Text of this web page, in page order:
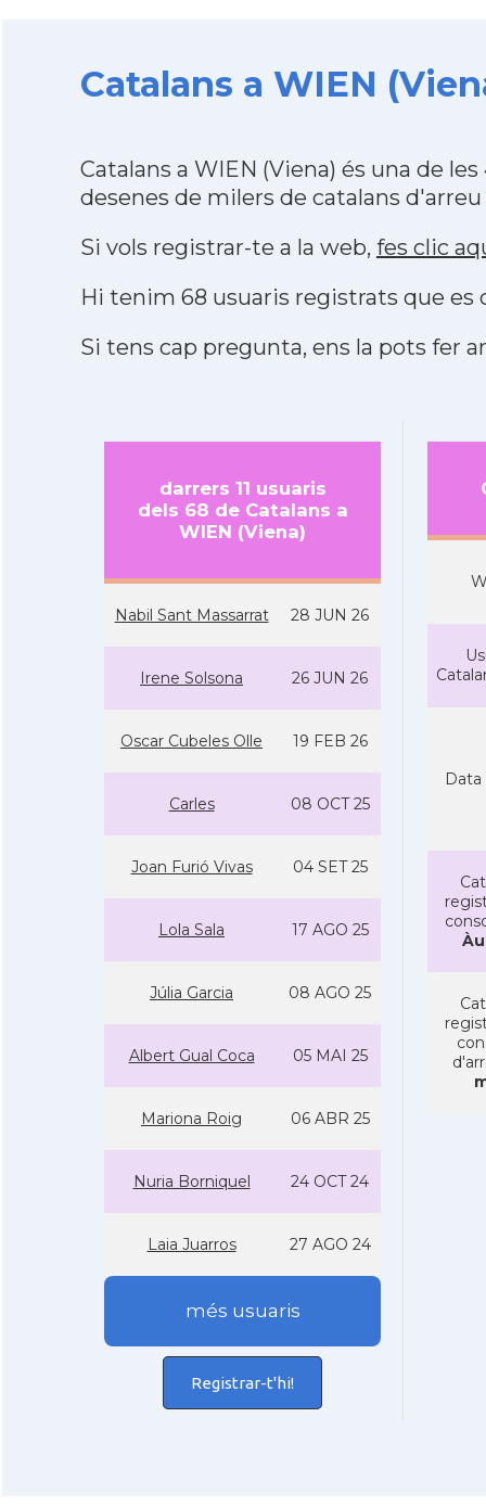
Catalans a WIEN
Catalans a WIEN (Viena) és una de
desenes de milers de catalans
Si vols registrar-te a la web, fes clic
Hi tenim 68 usuaris registrats que
Si tens cap pregunta, ens la pots fer
darrers 11 usuaris
dels 68 de Catalans a
WIEN (Viena)
Nabil Sant Massarrat 28 JUN 26
Irene Solsona 26 JUN 26
Oscar Cubeles Olle 19 FEB 26
Carles 08 OCT 25
Joan Furió Vivas 04 SET 25
Lola Sala 17 AGO 25
Júlia Garcia 08 AGO 25
Albert Gual Coca 05 MAI 25
Mariona Roig 06 ABR 25
Nuria Borniquel 24 OCT 24
Laia Juarros 27 AGO 24
més usuaris
Registrar-t'hi!
Data